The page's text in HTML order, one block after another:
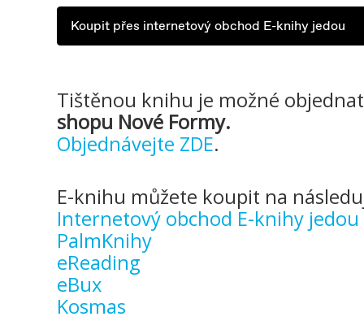
Koupit přes internetový obchod E-knihy jedou
Tištěnou knihu je možné
shopu Nové Formy.
Objednávejte ZDE.
E-knihu můžete koupit na
Internetový obchod E-knihy jedou
PalmKnihy
eReading
eBux
Kosmas